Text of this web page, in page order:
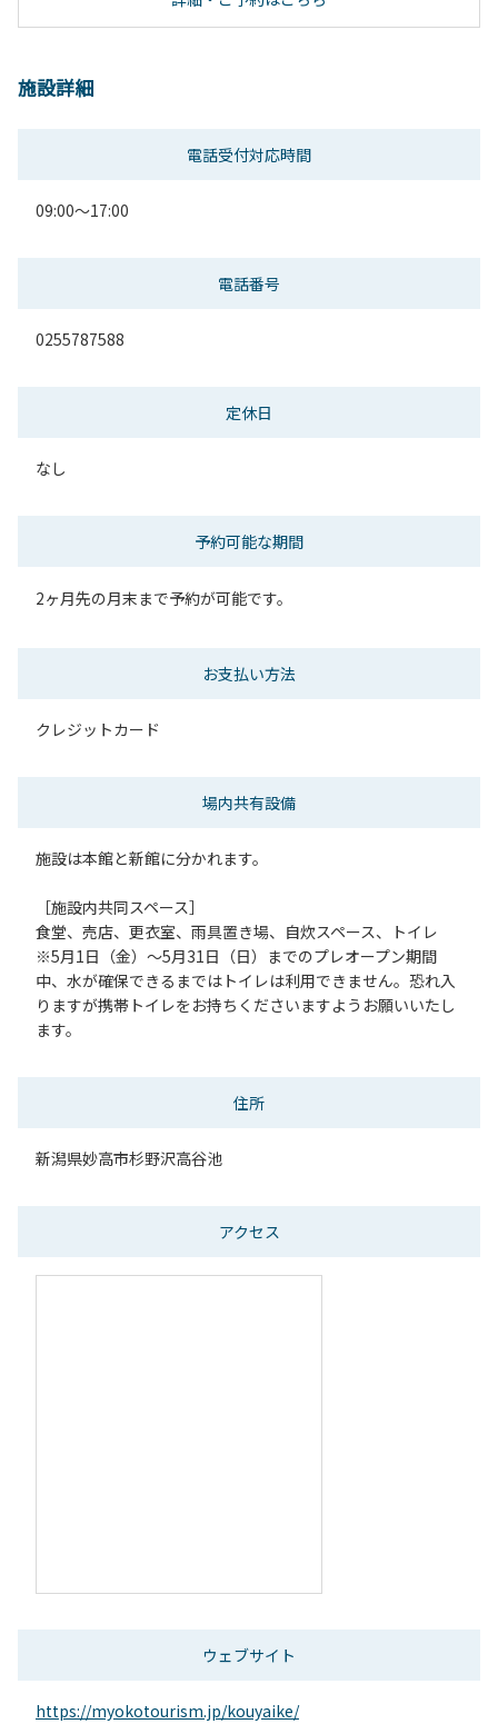
施設詳細
電話受付対応時間
09:00～17:00
電話番号
0255787588
定休日
なし
予約可能な期間
2ヶ月先の月末まで予約が可能です。
お支払い方法
クレジットカード
場内共有設備
施設は本館と新館に分かれます。
［施設内共同スペース］
食堂、売店、更衣室、雨具置き場、自炊スペース、トイレ
※5月1日（金）～5月31日（日）までのプレオープン期間
中、水が確保できるまではトイレは利用できません。恐れ入
りますが携帯トイレをお持ちくださいますようお願いいたし
ます。
住所
新潟県妙高市杉野沢高谷池
アクセス
ウェブサイト
https://myokotourism.jp/kouyaike/